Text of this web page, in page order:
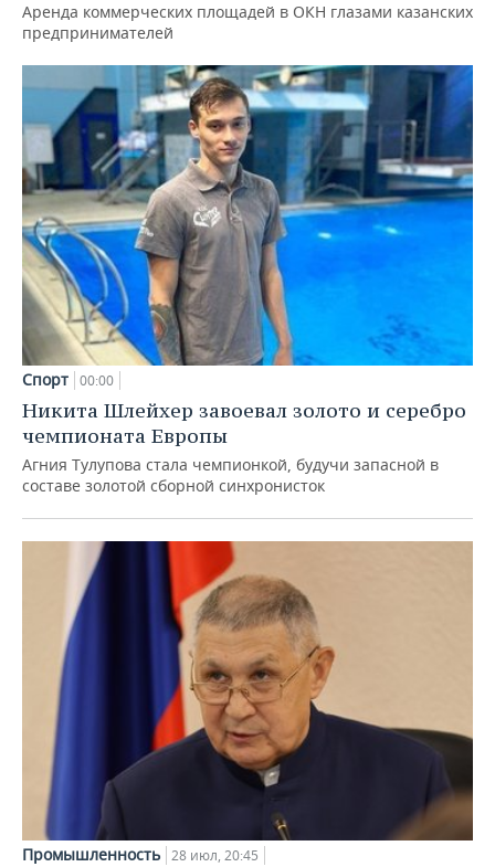
Аренда коммерческих площадей в ОКН глазами казанских
предпринимателей
Спорт 00:00
Никита Шлейхер завоевал золото и серебро
чемпионата Европы
Агния Тулупова стала чемпионкой, будучи запасной в
составе золотой сборной синхронисток
Промышленность 28 июл, 20:45